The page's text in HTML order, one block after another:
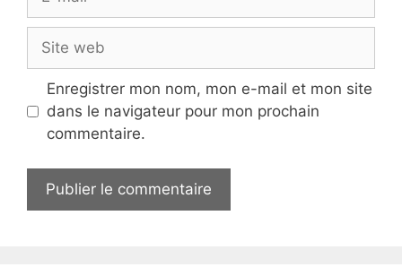
Site
web
Enregistrer mon nom, mon e-mail et mon site
dans le navigateur pour mon prochain
commentaire.